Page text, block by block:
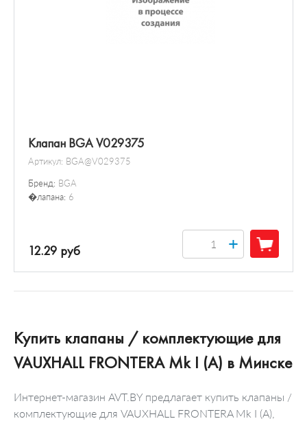
Клапан BGA V029375
Артикул: BGA@V029375
Бренд: BGA
�лапана: 6
12.29 руб +
Купить клапаны / комплектующие для
VAUXHALL FRONTERA Mk I (A) в Минске
Интернет-магазин AVT.BY предлагает купить клапаны /
комплектующие для VAUXHALL FRONTERA Mk I (A),